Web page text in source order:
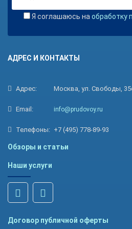
Я соглашаюсь на обработку
АДРЕС И КОНТАКТЫ
Адрес: Москва, ул. Свободы,
Email: info@prudovoy.ru
Телефоны: +7 (495) 778-89-93
Обзоры и статьи
Наши услуги
Договор публичной оферты